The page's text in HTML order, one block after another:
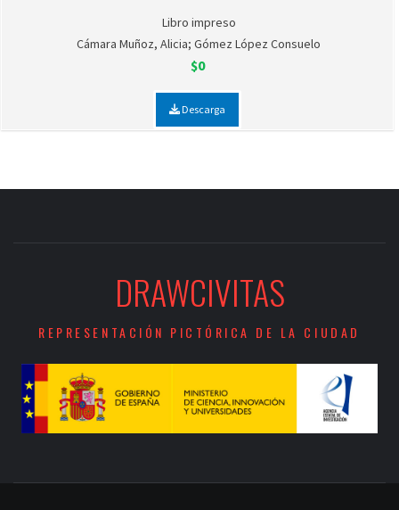
Libro impreso
Cámara Muñoz, Alicia; Gómez López Consuelo
$0
Descarga
DRAWCIVITAS
REPRESENTACIÓN PICTÓRICA DE LA CIUDAD